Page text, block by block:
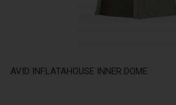
AVID INFLATAHOUSE INNER DOME